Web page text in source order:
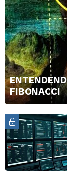
FIBONACCI